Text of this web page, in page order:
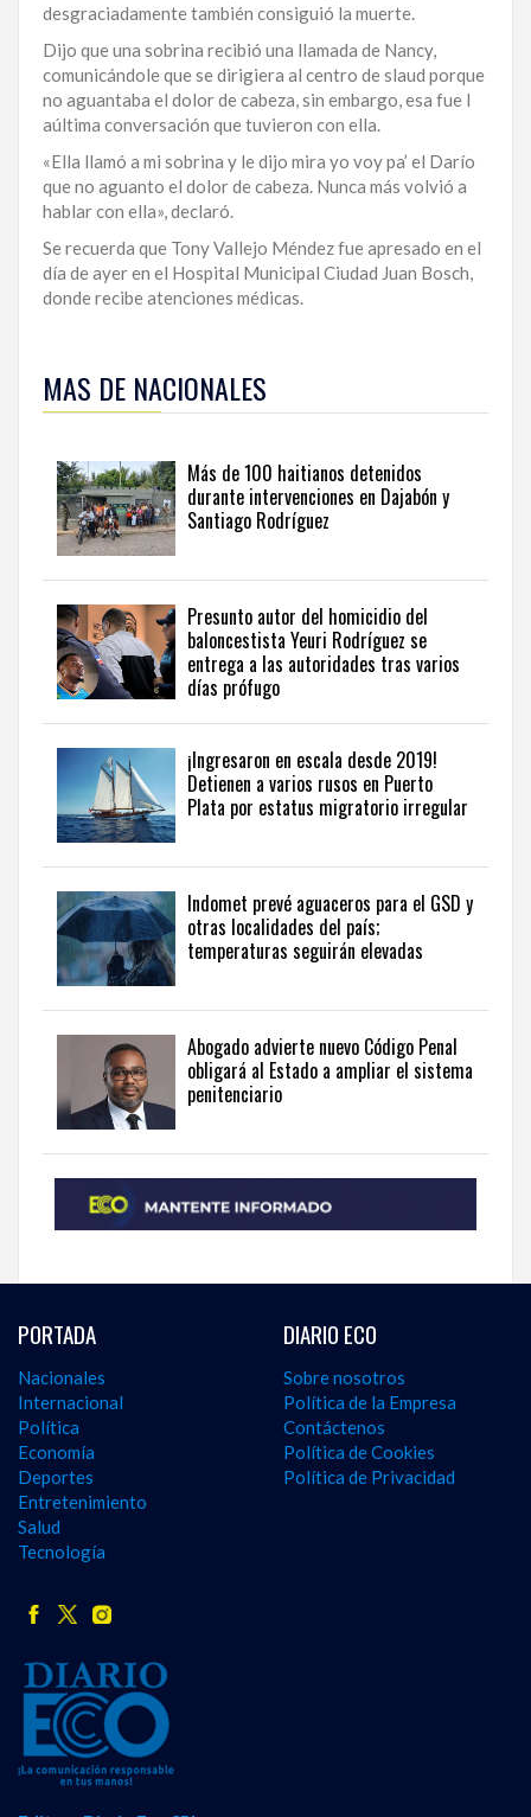
desgraciadamente también consiguió la muerte.
Dijo que una sobrina recibió una llamada de Nancy,
comunicándole que se dirigiera al centro de slaud porque
no aguantaba el dolor de cabeza, sin embargo, esa fue l
aúltima conversación que tuvieron con ella.
«Ella llamó a mi sobrina y le dijo mira yo voy pa’ el Darío
que no aguanto el dolor de cabeza. Nunca más volvió a
hablar con ella», declaró.
Se recuerda que Tony Vallejo Méndez fue apresado en el
día de ayer en el Hospital Municipal Ciudad Juan Bosch,
donde recibe atenciones médicas.
esta
información
seguir
actualidad
del
país
desde
una
perspectiva
internacional,
visite
the
latest
from
the
Dominican
English.
MAS DE NACIONALES
Más de 100 haitianos detenidos
durante intervenciones en Dajabón y
Santiago Rodríguez
Presunto autor del homicidio del
baloncestista Yeuri Rodríguez se
entrega a las autoridades tras varios
días prófugo
¡Ingresaron en escala desde 2019!
Detienen a varios rusos en Puerto
Plata por estatus migratorio irregular
Indomet prevé aguaceros para el GSD y
otras localidades del país;
temperaturas seguirán elevadas
Abogado advierte nuevo Código Penal
obligará al Estado a ampliar el sistema
penitenciario
PORTADA
Nacionales
Internacional
Política
Economía
Deportes
Entretenimiento
Salud
Tecnología
DIARIO ECO
Sobre nosotros
Política de la Empresa
Contáctenos
Política de Cookies
Política de Privacidad